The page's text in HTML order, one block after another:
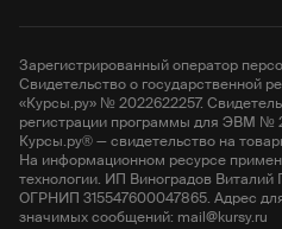
Зарегистрированный оператор
Свидетельство о государственной
«Курсы.ру» № 2022622257.
регистрации программы для ЭВМ №
Курсы.ру® — свидетельство на
На информационном ресурсе
технологии. ИП Виноградов
ОГРНИП 315547600047865. Адрес
значимых сообщений: mail@kursy.ru